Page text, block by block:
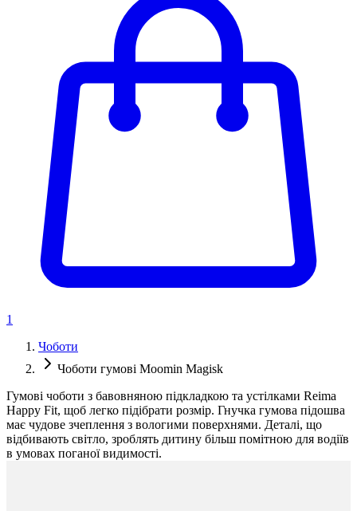
1
Чоботи
Чоботи гумові Moomin Magisk
Гумові чоботи з бавовняною підкладкою та устілками Reima
Happy Fit, щоб легко підібрати розмір. Гнучка гумова підошва
має чудове зчеплення з вологими поверхнями. Деталі, що
відбивають світло, зроблять дитину більш помітною для водіїв
в умовах поганої видимості.